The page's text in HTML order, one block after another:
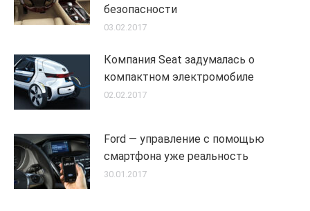
безопасности
03.02.2017
Компания Seat задумалась о
компактном электромобиле
02.02.2017
Ford — управление с помощью
смартфона уже реальность
30.01.2017